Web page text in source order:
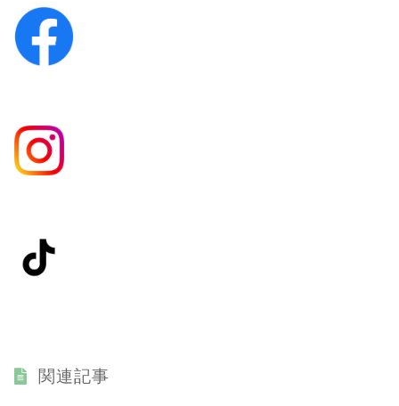
関連記事